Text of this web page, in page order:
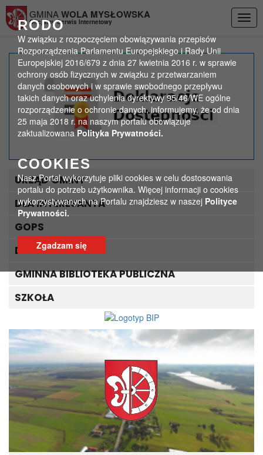
RODO
W związku z rozpoczęciem obowiązywania przepisów
Rozporządzenia Parlamentu Europejskiego i Rady Unii
Europejskiej 2016/679 z dnia 27 kwietnia 2016 r. w sprawie
ochrony osób fizycznych w związku z przetwarzaniem
danych osobowych i w sprawie swobodnego przepływu
takich danych oraz uchylenia dyrektywy 95/46/WE ogólne
rozporządzenie o ochronie danych, informujemy, że od dnia
25 maja 2018 r. na naszym portalu obowiązuje
zaktualizowanaPolityka Prywatności.
COOKIES
Nasz Portal wykorzytuje pliki cookies w celu dostosowania
portalu do potrzeb użytkownika. Więcej informacji o cookies
wykorzystywanych na Portalu znajdziesz w naszej Polityce
Prywatności.
Zgadzam się
GMINA WOLA MYSŁOWSKA
Oficjalny Serwis Internetowy
Ogłoszenie o naborze –
pomoc nauczyciela
Strona główna > Aktualności >
Ogłoszenie o naborze – pomoc nauczyciela
URZĄD GMINY
DLA INTERESANTA
GOPS
DLA TURYSTY
GMINNA BIBLIOTEKA PUBLICZNA
SZKOŁA